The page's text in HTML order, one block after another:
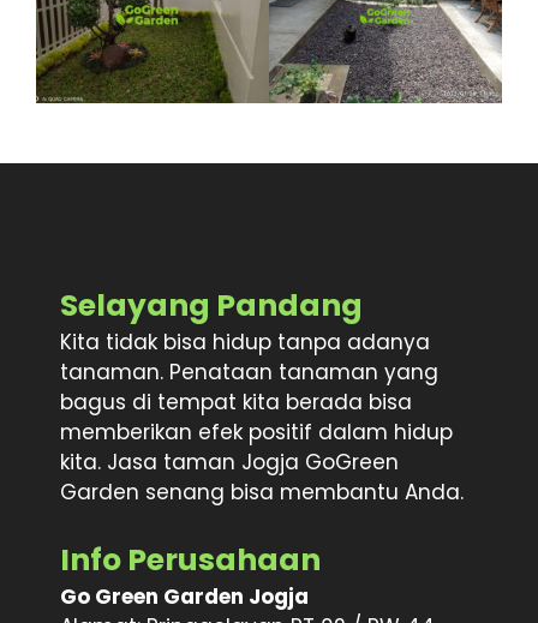
Selayang Pandang
Kita tidak bisa hidup tanpa adanya
tanaman. Penataan tanaman yang
bagus di tempat kita berada bisa
memberikan efek positif dalam hidup
kita. Jasa taman Jogja GoGreen
Garden senang bisa membantu Anda.
Info Perusahaan
Go Green Garden Jogja